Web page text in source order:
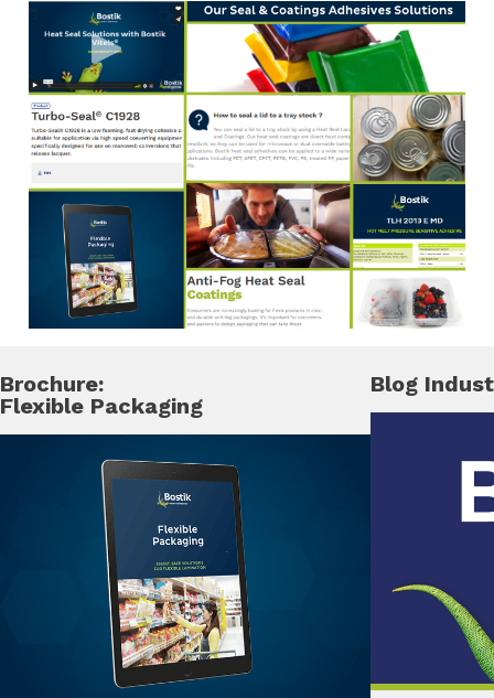
Brochure:
Flexible Packaging
Blog